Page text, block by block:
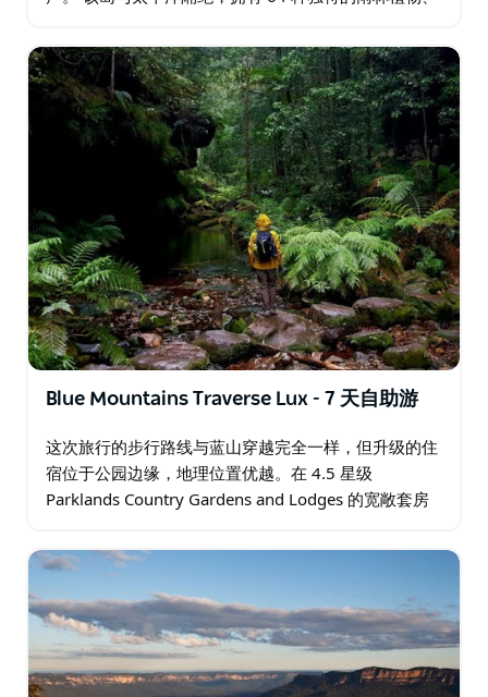
悉尼或布里斯班仅几个小时的航程。…
Blue Mountains Traverse Lux - 7 天自助游
这次旅行的步行路线与蓝山穿越完全一样，但升级的住
宿位于公园边缘，地理位置优越。在 4.5 星级
Parklands Country Gardens and Lodges 的宽敞套房